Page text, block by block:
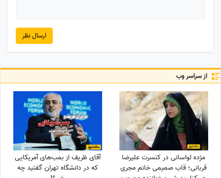
ارسال نظر
از سراسر وب
مژده لواسانی در کنسرت علیرضا
قربانی؛ قاب صمیمی خانم مجری
آقای ظریف از بمب‌های آمریکایی
که در دانشگاه تهران گفتید چه